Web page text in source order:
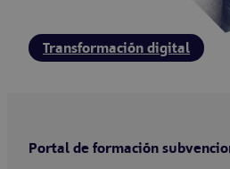
Transformación digital
Portal de formación